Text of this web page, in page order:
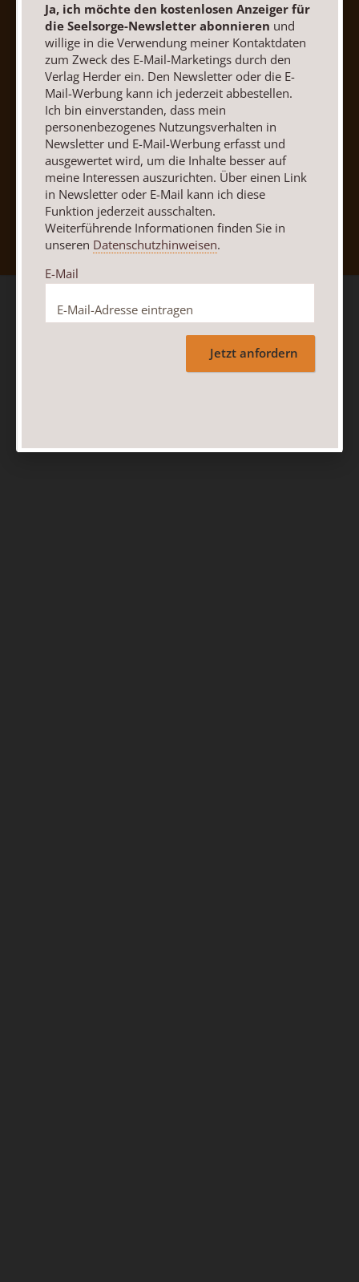
Vertrag widerrufen Abo online kündigen
Nach oben
Ja, ich möchte den kostenlosen Anzeiger für
die Seelsorge-Newsletter abonnieren und
willige in die Verwendung meiner Kontaktdaten
zum Zweck des E-Mail-Marketings durch den
Verlag Herder ein. Den Newsletter oder die E-
Mail-Werbung kann ich jederzeit abbestellen.
Ich bin einverstanden, dass mein
personenbezogenes Nutzungsverhalten in
Newsletter und E-Mail-Werbung erfasst und
ausgewertet wird, um die Inhalte besser auf
meine Interessen auszurichten. Über einen Link
in Newsletter oder E-Mail kann ich diese
Funktion jederzeit ausschalten.
Weiterführende Informationen finden Sie in
unseren Datenschutzhinweisen.
E-Mail
Jetzt anfordern